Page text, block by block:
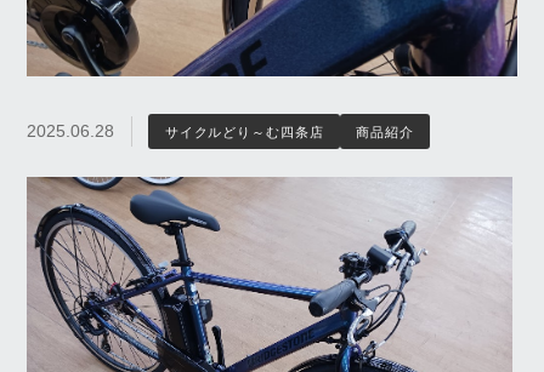
2025.06.28 サイクルどり～む四条店 商品紹介